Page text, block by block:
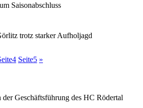
Saisonabschluss
trotz starker Aufholjagd
4 Seite5 »
der Geschäftsführung des HC Rödertal